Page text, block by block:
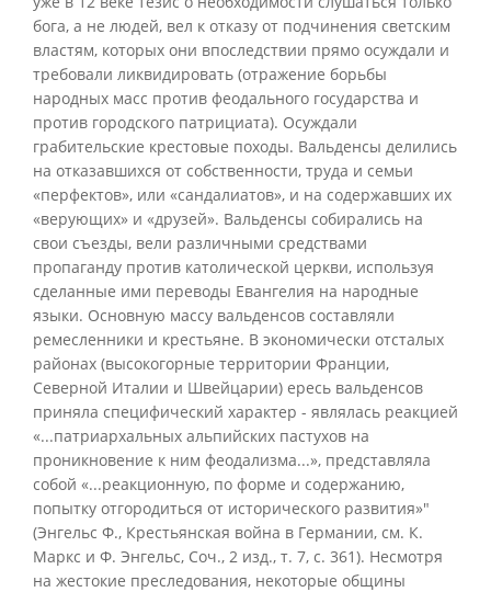
бога, а не людей, вел к отказу от подчинения светским
властям, которых они впоследствии прямо осуждали и
требовали ликвидировать (отражение борьбы
народных масс против феодального государства и
против городского патрициата). Осуждали
грабительские крестовые походы. Вальденсы делились
на отказавшихся от собственности, труда и семьи
«перфектов», или «сандалиатов», и на содержавших их
«верующих» и «друзей». Вальденсы собирались на
свои съезды, вели различными средствами
пропаганду против католической церкви, используя
сделанные ими переводы Евангелия на народные
языки. Основную массу вальденсов составляли
ремесленники и крестьяне. В экономически отсталых
районах (высокогорные территории Франции,
Северной Италии и Швейцарии) ересь вальденсов
приняла специфический характер - являлась реакцией
«...патриархальных альпийских пастухов на
проникновение к ним феодализма...», представляла
собой «...реакционную, по форме и содержанию,
попытку отгородиться от исторического развития»"
(Энгельс Ф., Крестьянская война в Германии, см. К.
Маркс и Ф. Энгельс, Соч., 2 изд., т. 7, с. 361). Несмотря
на жестокие преследования, некоторые общины